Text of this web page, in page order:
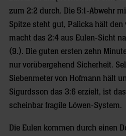
zum 2:2 durch. Die 5:1-Abwehr
Spitze steht gut, Palicka hält den
macht das 2:4 aus Eulen-Sicht
(9.). Die guten ersten zehn
nur vorübergehend Sicherheit.
Siebenmeter von Hofmann hält
Sigurdsson das 3:6 erzielt, ist
scheinbar fragile Löwen-System.
Die Eulen kommen durch einen